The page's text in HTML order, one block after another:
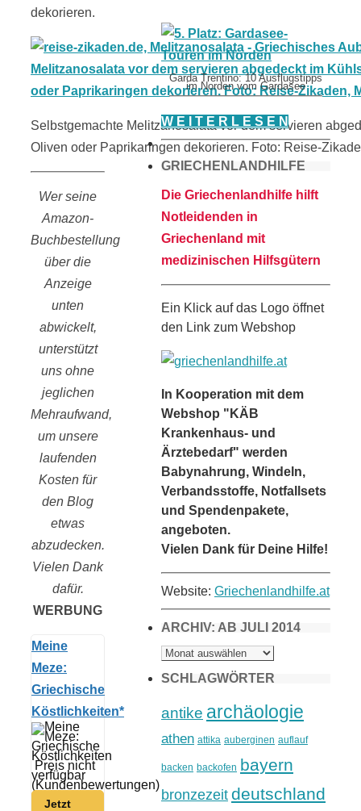
dekorieren.
Selbstgemachte Melitzanosalata vor dem servieren
Oliven oder Paprikaringen dekorieren. Foto: Reise-
Wer seine
Amazon-
Buchbestellung
über die
Anzeige
unten
abwickelt,
unterstützt
uns ohne
jeglichen
Mehraufwand,
um unsere
laufenden
Kosten für
den Blog
etwas
abzudecken.
Vielen Dank
dafür.
WERBUNG
Meine
Meze:
Griechische
Köstlichkeiten*
Preis nicht
verfügbar
(Kundenbewertungen)
Jetzt
Garda Trentino: 10 Ausflugstipps
im Norden vom Gardasee
W E I T E R L E S E N
GRIECHENLANDHILFE
Die Griechenlandhilfe hilft
Notleidenden in
Griechenland mit
medizinischen Hilfsgütern
Ein Klick auf das Logo öffnet
den Link zum Webshop
In Kooperation mit dem
Webshop "KÄB
Krankenhaus- und
Ärztebedarf" werden
Babynahrung, Windeln,
Verbandsstoffe, Notfallsets
und Spendenpakete,
angeboten.
Vielen Dank für Deine Hilfe!
Website: Griechenlandhilfe.at
ARCHIV: AB JULI 2014
ARCHIV:
AB
2014
SCHLAGWÖRTER
antike archäologie
athen attika auberginen auflauf
backen backofen bayern
bronzezeit deutschland